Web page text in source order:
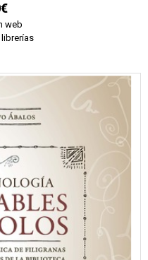
web